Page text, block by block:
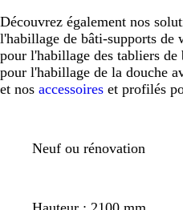
Découvrez également nos
l'habillage de bâti-supports de
pour l'habillage des tabliers de
pour l'habillage de la douche
et nos accessoires et profilés
Neuf ou rénovation